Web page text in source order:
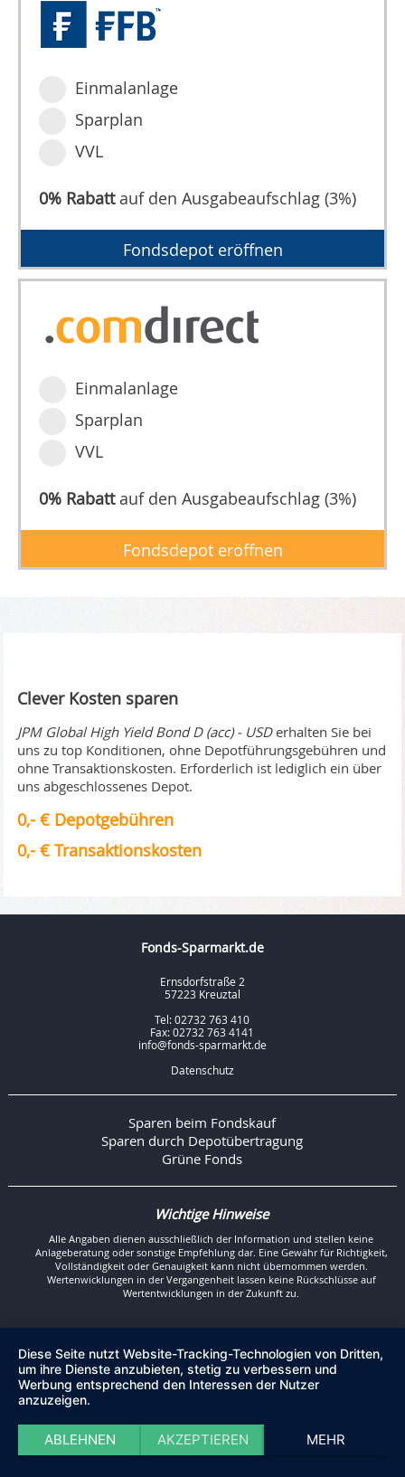
Einmalanlage
Sparplan
VVL
0% Rabattauf den Ausgabeaufschlag (3%)
Fondsdepot eröffnen
Einmalanlage
Sparplan
VVL
0% Rabattauf den Ausgabeaufschlag (3%)
Fondsdepot eröffnen
Clever Kosten sparen
JPM Global High Yield Bond D (acc) - USDerhalten Sie bei
uns zu top Konditionen, ohne Depotführungsgebühren und
ohne Transaktionskosten. Erforderlich ist lediglich ein über
uns abgeschlossenes Depot.
0,- € Depotgebühren
0,- € Transaktionskosten
Fonds-Sparmarkt.de
Ernsdorfstraße 2
57223 Kreuztal
Tel: 02732 763 410
Fax: 02732 763 4141
info@fonds-sparmarkt.de
Datenschutz
Sparen beim Fondskauf
Sparen durch Depotübertragung
Grüne Fonds
Wichtige Hinweise
Alle Angaben dienen ausschließlich der Information und stellen keine
Anlageberatung oder sonstige Empfehlung dar. Eine Gewähr für Richtigkeit,
Vollständigkeit oder Genauigkeit kann nicht übernommen werden.
Wertenwicklungen in der Vergangenheit lassen keine Rückschlüsse auf
Wertentwicklungen in der Zukunft zu.
Diese Seite nutzt Website-Tracking-Technologien von Dritten,
um ihre Dienste anzubieten, stetig zu verbessern und
Werbung entsprechend den Interessen der Nutzer
anzuzeigen.
ABLEHNEN AKZEPTIEREN MEHR